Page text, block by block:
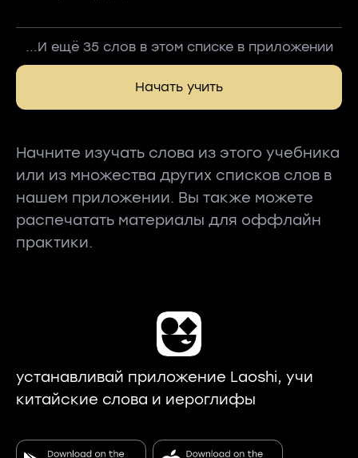
...И ещё 35 слов в этом списке в приложении
Начать учить
Начните изучать слова из этого учебника
или из множества других списков слов в
нашем приложении. Вы также можете
распечатать материалы для оффлайн
практики.
устанавливай приложение Laoshi, учи
китайские слова и иероглифы